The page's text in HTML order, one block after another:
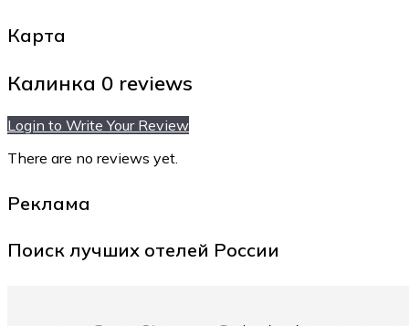
Карта
Калинка 0 reviews
Login to Write Your Review
There are no reviews yet.
Реклама
Поиск лучших отелей России